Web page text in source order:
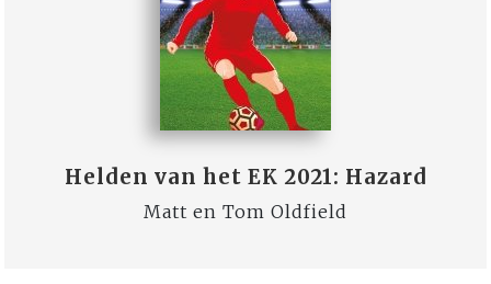
Helden van het EK 2021: Hazard
Matt en Tom Oldfield